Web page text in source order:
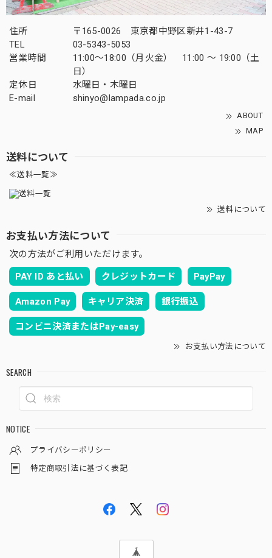
住所
〒165-0026 東京都中野区新井1-43-7
TEL
03-5343-5053
営業時間
11:00～18:00（月火金） 11:00 ～ 19:00（土
日）
定休日
水曜日・木曜日
E-mail
shinyo@lampada.co.jp
ABOUT
MAP
送料について
≪送料一覧≫
送料について
お支払い方法について
次の方法がご利用いただけます。
PAY ID あと払い クレジットカード PayPay
Amazon Pay キャリア決済 銀行振込
コンビニ決済またはPay-easy
お支払い方法について
SEARCH
NOTICE
プライバシーポリシー
特定商取引法に基づく表記